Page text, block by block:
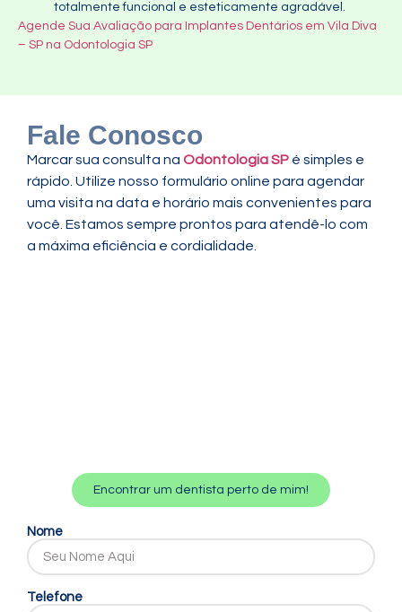
totalmente funcional e esteticamente agradável.
Agende Sua Avaliação para Implantes Dentários em Vila Diva
– SP na Odontologia SP
Fale Conosco
Marcar sua consulta na Odontologia SP é simples e
rápido. Utilize nosso formulário online para agendar
uma visita na data e horário mais convenientes para
você. Estamos sempre prontos para atendê-lo com
a máxima eficiência e cordialidade.
Encontrar um dentista perto de mim!
Nome
Telefone